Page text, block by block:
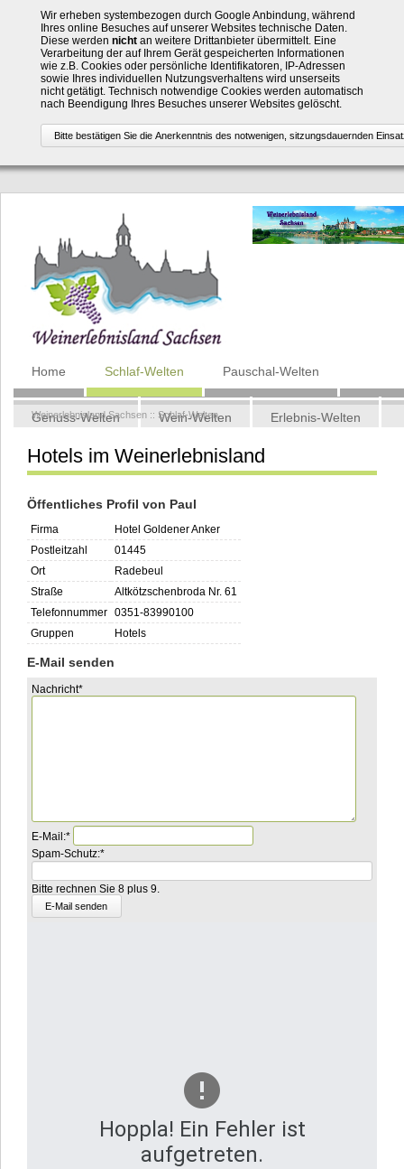
Wir erheben systembezogen durch Google Anbindung, während
Ihres online Besuches auf unserer Websites technische Daten.
Diese werden nichtan weitere Drittanbieter übermittelt. Eine
Verarbeitung der auf Ihrem Gerät gespeicherten Informationen
wie z.B. Cookies oder persönliche Identifikatoren, IP-Adressen
sowie Ihres individuellen Nutzungsverhaltens wird unserseits
nicht getätigt. Technisch notwendige Cookies werden automatisch
nach Beendigung Ihres Besuches unserer Websites gelöscht.
Navigation
überspringen
Home Schlaf-Welten Pauschal-Welten
Genuss-Welten Wein-Welten Erlebnis-Welten
Kontakt
Weinerlebnisland Sachsen :: Schlaf-Welten
Hotels im Weinerlebnisland
Öffentliches Profil von Paul
Firma
Hotel Goldener Anker
Postleitzahl
01445
Ort
Radebeul
Straße
Altkötzschenbroda Nr. 61
Telefonnummer 0351-83990100
Gruppen
Hotels
E-Mail senden
Pflichtfeld
Nachricht*
Pflichtfeld
E-Mail:*
Pflichtfeld
Spam-Schutz:*Was
ist
die
Summe
aus
4
Bitte rechnen Sie 8 plus 9.
Hoppla! Ein Fehler ist
aufgetreten.